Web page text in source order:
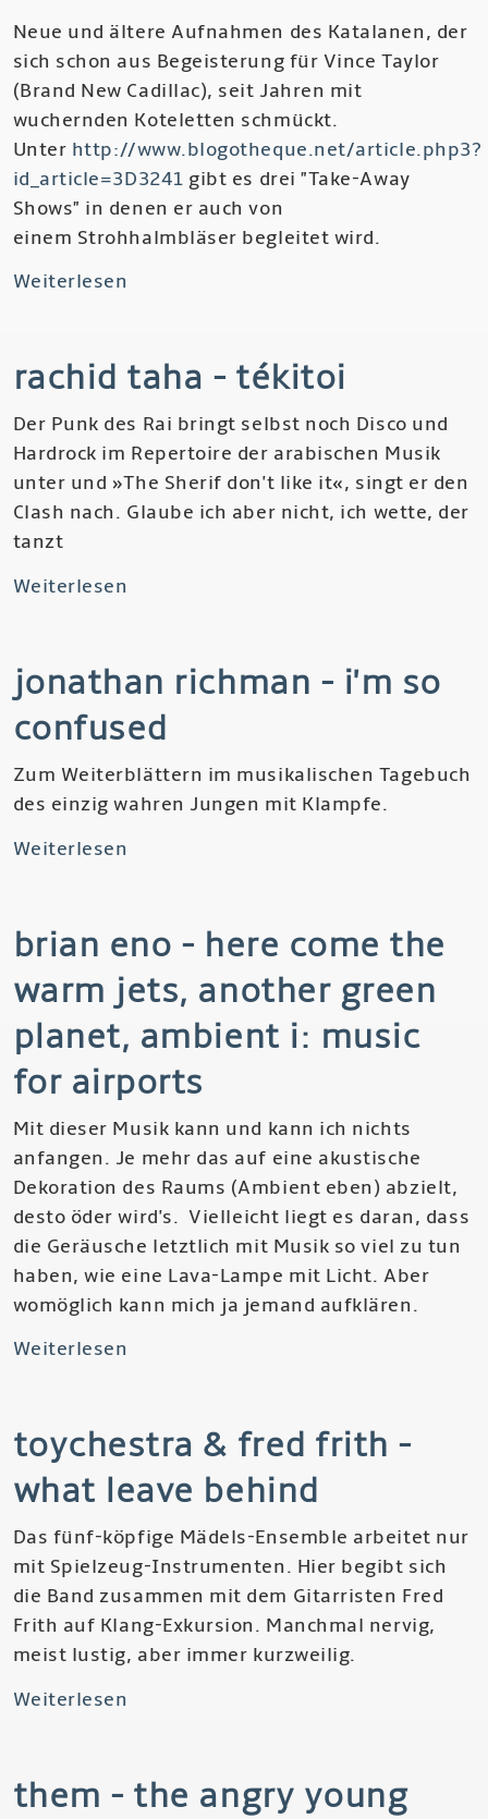
Neue und ältere Aufnahmen des Katalanen, der
sich schon aus Begeisterung für Vince Taylor
(Brand New Cadillac), seit Jahren mit
wuchernden Koteletten schmückt.
Unter http://www.blogotheque.net/article.php3?
id_article=3D3241 gibt es drei "Take-Away
Shows" in denen er auch von
einem Strohhalmbläser begleitet wird.
Weiterlesen
-
de
Rocanrol,
Aigua
de
rachid taha - tékitoi
Der Punk des Rai bringt selbst noch Disco und
Hardrock im Repertoire der arabischen Musik
unter und »The Sherif don't like it«, singt er den
Clash nach. Glaube ich aber nicht, ich wette, der
tanzt
Weiterlesen
-
jonathan richman - i'm so
confused
Zum Weiterblättern im musikalischen Tagebuch
des einzig wahren Jungen mit Klampfe.
Weiterlesen
-
So
Confused
brian eno - here come the
warm jets, another green
planet, ambient i: music
for airports
Mit dieser Musik kann und kann ich nichts
anfangen. Je mehr das auf eine akustische
Dekoration des Raums (Ambient eben) abzielt,
desto öder wird's. Vielleicht liegt es daran, dass
die Geräusche letztlich mit Musik so viel zu tun
haben, wie eine Lava-Lampe mit Licht. Aber
womöglich kann mich ja jemand aufklären.
Weiterlesen
-
Come
The
Warm
Jets,
Another
Green
For
toychestra & fred frith -
what leave behind
Das fünf-köpfige Mädels-Ensemble arbeitet nur
mit Spielzeug-Instrumenten. Hier begibt sich
die Band zusammen mit dem Gitarristen Fred
Frith auf Klang-Exkursion. Manchmal nervig,
meist lustig, aber immer kurzweilig.
Weiterlesen
Fred
them - the angry young